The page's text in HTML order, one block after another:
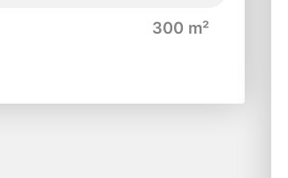
300 m²